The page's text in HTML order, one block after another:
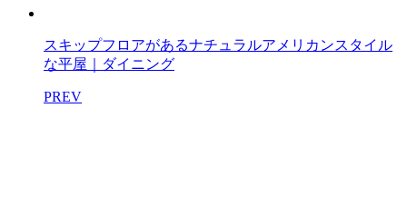
スキップフロアがあるナチュラルアメリカンスタイル
な平屋｜ダイニング
PREV